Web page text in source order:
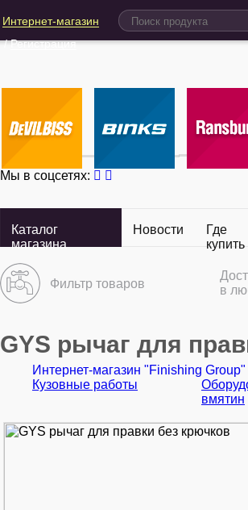
Интернет-магазин
/Регистрация
Мы в соцсетях:
Каталог
магазина
Новости
Где
купить
Фильтр товаров
в
GYS рычаг для
Интернет-магазин "Finishing Group"
Кузовные работы
вмятин